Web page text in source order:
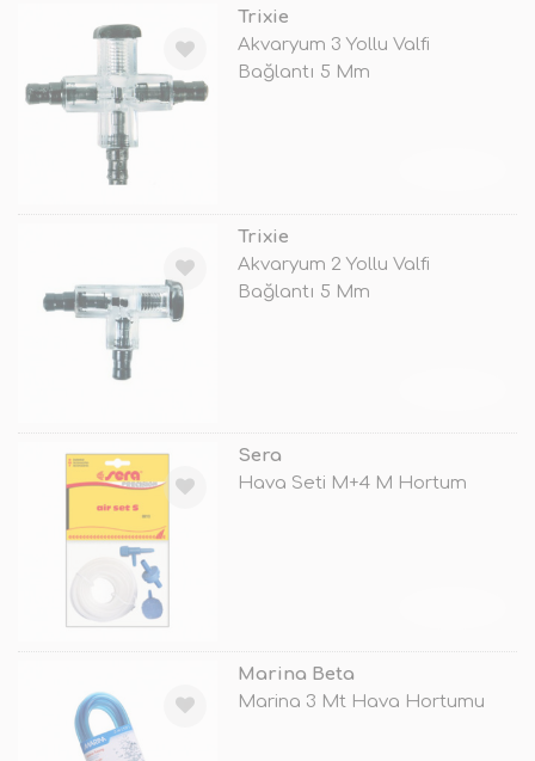
Trixie
Akvaryum 3 Yollu Valfi
Bağlantı 5 Mm
Trixie
Akvaryum 2 Yollu Valfi
Bağlantı 5 Mm
Sera
Hava Seti M+4 M Hortum
Marina Beta
Marina 3 Mt Hava Hortumu